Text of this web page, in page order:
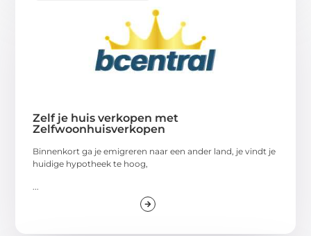
Zelf je huis verkopen met
Zelfwoonhuisverkopen
Binnenkort ga je emigreren naar een ander land, je vindt je
huidige hypotheek te hoog,